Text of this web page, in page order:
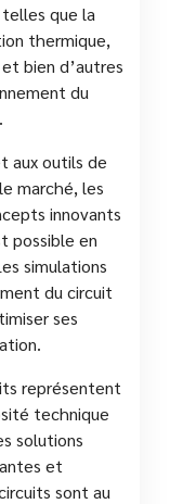
que la
thermique,
bien d’autres
du
aux outils de
marché, les
innovants
possible en
simulations
du circuit
ses
représentent
technique
solutions
et
sont au